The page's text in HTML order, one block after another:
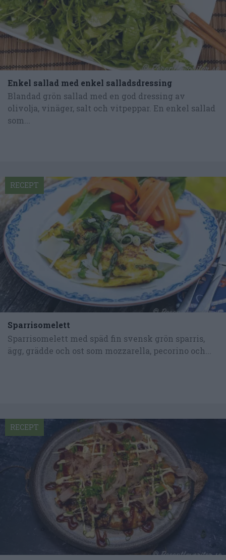
Enkel sallad med enkel salladsdressing
Blandad grön sallad med en god dressing av
olivolja, vinäger, salt och vitpeppar. En enkel sallad
som...
Sparrisomelett
Sparrisomelett med späd fin svensk grön sparris,
ägg, grädde och ost som mozzarella, pecorino och...
RECEPT
RECEPT